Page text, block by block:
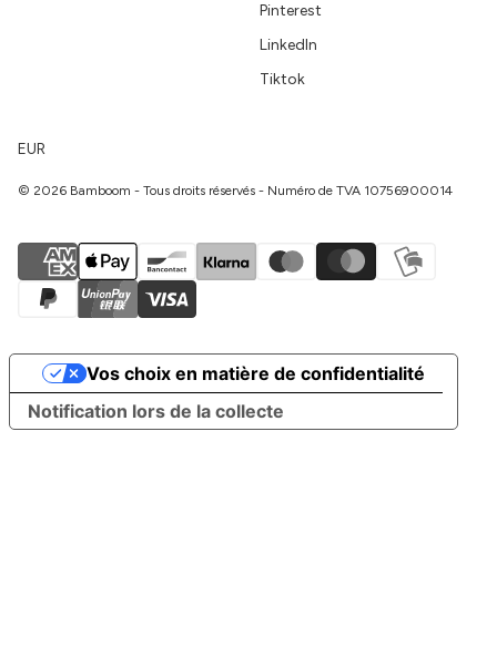
Pinterest
LinkedIn
Tiktok
EUR
© 2026 Bamboom - Tous droits réservés - Numéro de TVA 10756900014
Notification lors de la collecte
Vos choix en matière de confidentialité